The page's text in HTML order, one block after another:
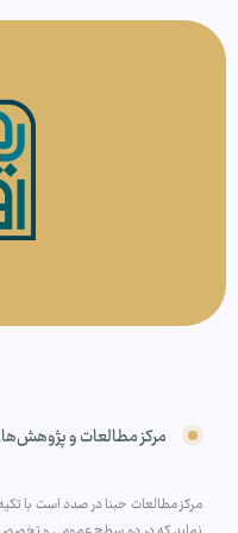
مرکز مطالعات و
مرکز مطالعات حبنا در صدد است با